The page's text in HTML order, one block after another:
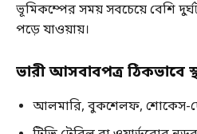
ভূমিকম্পের সময় সবচেয়ে বেশি
পড়ে যাওয়ায়।
ভারী আসবাবপত্র ঠিকভাবে
আলমারি, বুকশেলফ, শোকেস-